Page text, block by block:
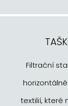
Filtrační
textilií, které